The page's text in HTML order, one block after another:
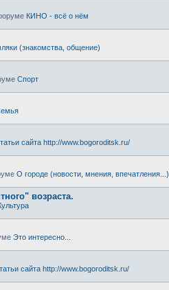
КИНО - всё о нём
(знакомства, общение)
Спорт
сайта http://www.bogoroditsk.ru/
О городе (новости, мнения, впечатления...)
возраста.
Это интересно...
сайта http://www.bogoroditsk.ru/